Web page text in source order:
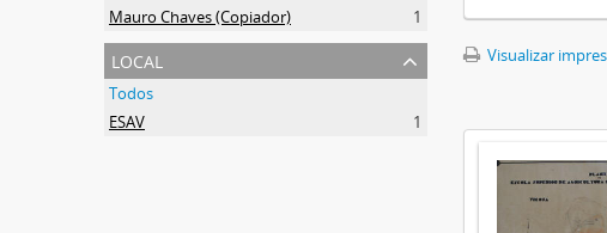
Mauro Chaves (Copiador)
1
local
Todos
ESAV
1
Visualizar